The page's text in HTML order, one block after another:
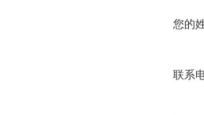
您的
联系